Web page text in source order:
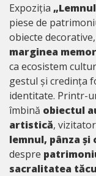
Expoziția
piese de
obiecte
marginea
ca ecosistem
gestul și credința
identitate. Printr-
îmbină obiectul
artistică,
lemnul, pânza și
despre
sacralitatea